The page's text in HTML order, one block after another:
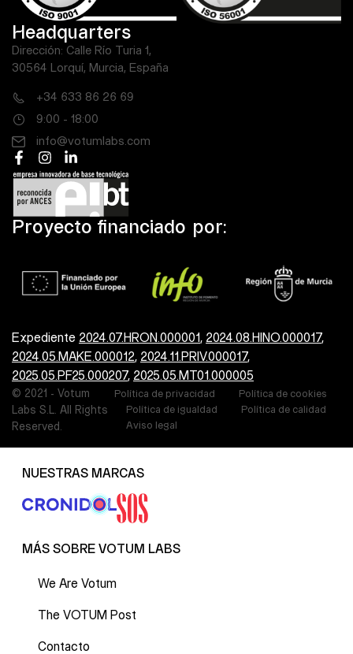
Headquarters
Dirección: Calle Río Turia 1,
30564 Lorquí, Murcia, España
+34 633 86 26 69
9:00 - 18:00
info@votumlabs.com
Proyecto financiado por:
Expediente 2024.07.HRON.000001 , 2024.08.HINO.000017,
2024.05.MAKE.000012, 2024.11.PRIV.000017,
2025.05.PF25.000207, 2025.05.MT01.000005
© 2021 - Votum
Labs S.L. All Rights
Reserved.
Política de privacidad
Política de cookies
Política de igualdad
Política de calidad
Aviso legal
NUESTRAS MARCAS
MÁS SOBRE VOTUM LABS
We Are Votum
The VOTUM Post
Contacto